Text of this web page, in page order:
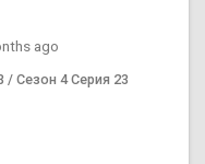
ago
/ Сезон 4 Серия 23